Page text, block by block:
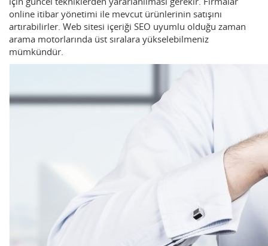
online itibar yönetimi ile mevcut ürünlerinin satışını
artırabilirler. Web sitesi içeriği SEO uyumlu olduğu zaman
arama motorlarında üst sıralara yükselebilmeniz
mümkündür.